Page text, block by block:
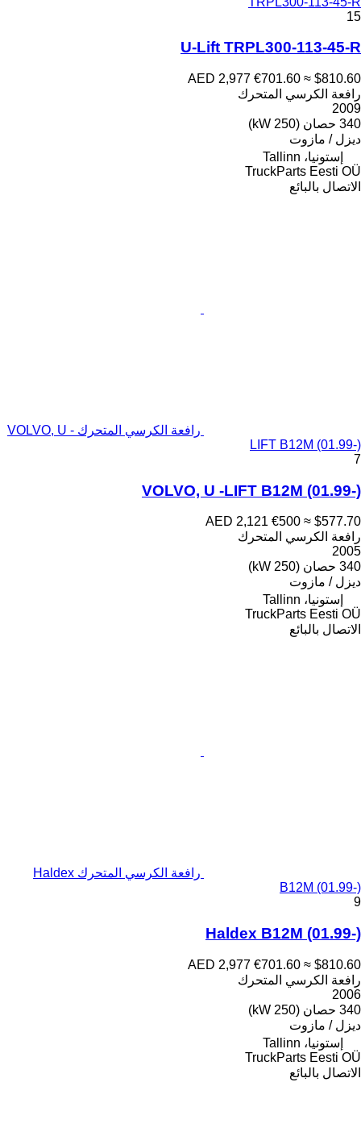
15
U-Lift TRPL300-113-45-R
AED 2,977 €701.60 ≈ $810.60
رافعة الكرسي المتحرك
2009
340 حصان (250 kW)
ديزل / مازوت
إستونيا، Tallinn
TruckParts Eesti OÜ
الاتصال بالبائع
رافعة الكرسي المتحرك VOLVO, U -
LIFT B12M (01.99-)
7
VOLVO, U -LIFT B12M (01.99-)
AED 2,121 €500 ≈ $577.70
رافعة الكرسي المتحرك
2005
340 حصان (250 kW)
ديزل / مازوت
إستونيا، Tallinn
TruckParts Eesti OÜ
الاتصال بالبائع
رافعة الكرسي المتحرك Haldex
B12M (01.99-)
9
Haldex B12M (01.99-)
AED 2,977 €701.60 ≈ $810.60
رافعة الكرسي المتحرك
2006
340 حصان (250 kW)
ديزل / مازوت
إستونيا، Tallinn
TruckParts Eesti OÜ
الاتصال بالبائع